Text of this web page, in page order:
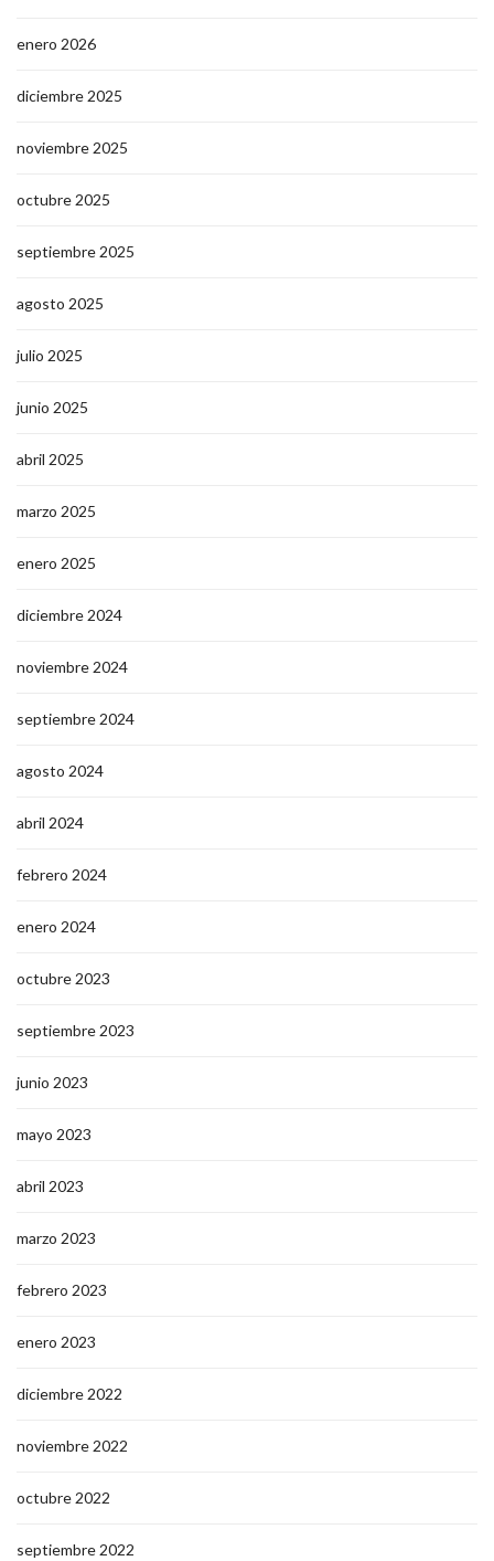
enero 2026
diciembre 2025
noviembre 2025
octubre 2025
septiembre 2025
agosto 2025
julio 2025
junio 2025
abril 2025
marzo 2025
enero 2025
diciembre 2024
noviembre 2024
septiembre 2024
agosto 2024
abril 2024
febrero 2024
enero 2024
octubre 2023
septiembre 2023
junio 2023
mayo 2023
abril 2023
marzo 2023
febrero 2023
enero 2023
diciembre 2022
noviembre 2022
octubre 2022
septiembre 2022